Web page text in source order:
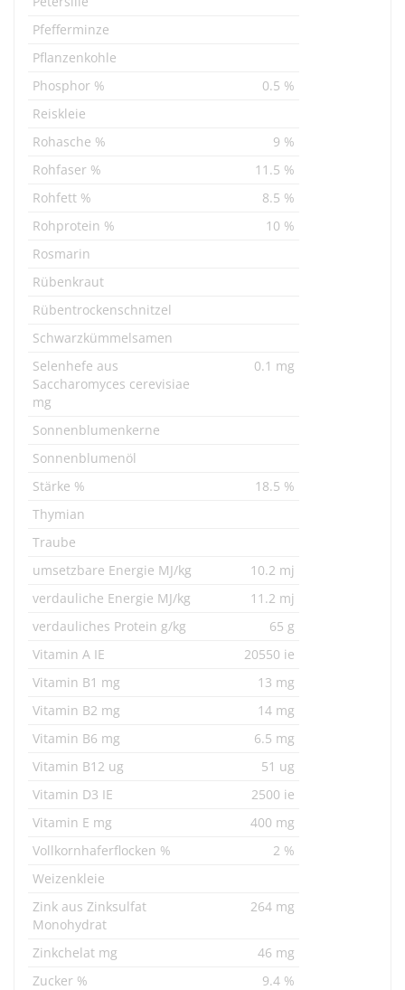
Pfefferminze
Pflanzenkohle
Phosphor %
0.5 %
Reiskleie
Rohasche %
9 %
Rohfaser %
11.5 %
Rohfett %
8.5 %
Rohprotein %
10 %
Rosmarin
Rübenkraut
Rübentrockenschnitzel
Schwarzkümmelsamen
Selenhefe aus
Saccharomyces cerevisiae
mg
0.1 mg
Sonnenblumenkerne
Sonnenblumenöl
Stärke %
18.5 %
Thymian
Traube
umsetzbare Energie MJ/kg
10.2 mj
verdauliche Energie MJ/kg
11.2 mj
verdauliches Protein g/kg
65 g
Vitamin A IE
20550 ie
Vitamin B1 mg
13 mg
Vitamin B2 mg
14 mg
Vitamin B6 mg
6.5 mg
Vitamin B12 ug
51 ug
Vitamin D3 IE
2500 ie
Vitamin E mg
400 mg
Vollkornhaferflocken %
2 %
Weizenkleie
Zink aus Zinksulfat
Monohydrat
264 mg
Zinkchelat mg
46 mg
Zucker %
9.4 %